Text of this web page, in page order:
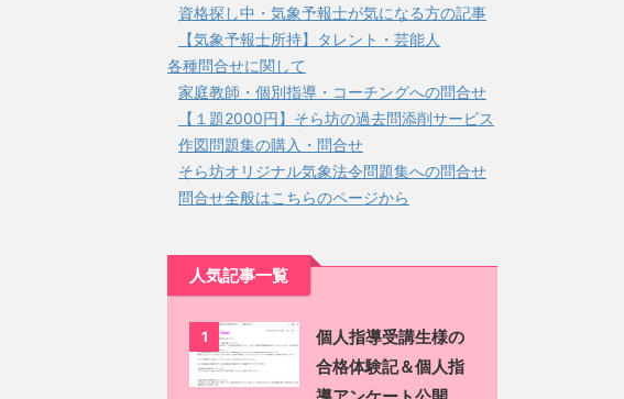
資格探し中・気象予報士が気になる方の記事
【気象予報士所持】タレント・芸能人
各種問合せに関して
家庭教師・個別指導・コーチングへの問合せ
【１題2000円】そら坊の過去問添削サービス
作図問題集の購入・問合せ
そら坊オリジナル気象法令問題集への問合せ
問合せ全般はこちらのページから
人気記事一覧
1
個人指導受講生様の
合格体験記＆個人指